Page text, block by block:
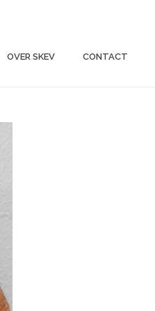
OVER SKEV CONTACT